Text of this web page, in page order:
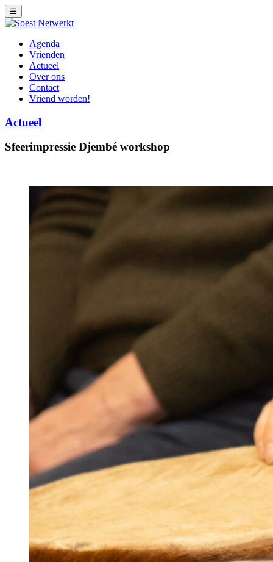
☰
Agenda
Vrienden
Actueel
Over ons
Contact
Vriend worden!
Actueel
Sfeerimpressie Djembé workshop